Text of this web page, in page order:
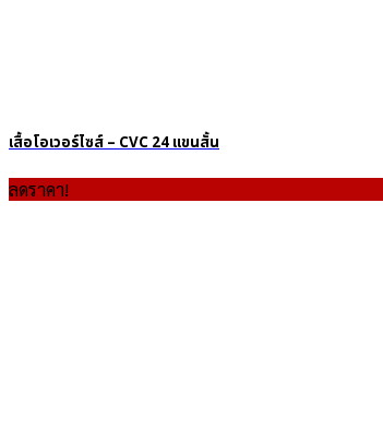
เสื้อโอเวอร์ไซส์ – CVC 24 แขนสั้น
ลดราคา!